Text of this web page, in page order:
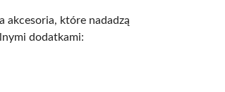
akcesoria, które nadadzą
dodatkami: